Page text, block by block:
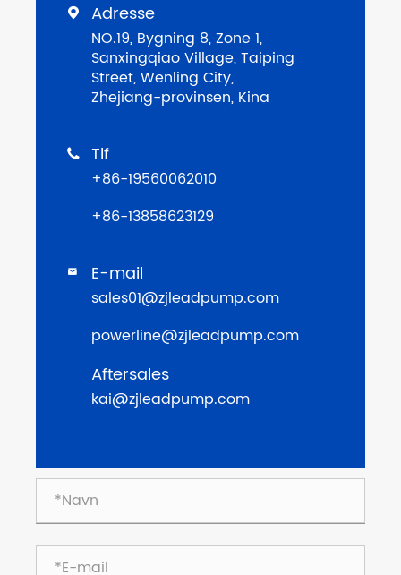
 Adresse
NO.19, Bygning 8, Zone 1,
Sanxingqiao Village, Taiping
Street, Wenling City,
Zhejiang-provinsen, Kina
 Tlf
+86-19560062010
+86-13858623129
 E-mail
sales01@zjleadpump.com
powerline@zjleadpump.com
Aftersales
kai@zjleadpump.com